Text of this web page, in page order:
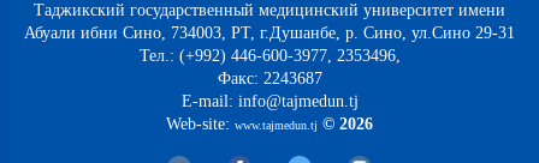
Таджикский государственный медицинский университет имени
Абуали ибни Сино, 734003, РТ, г.Душанбе, р. Сино, ул.Сино 29-31
Тел.: (+992) 446-600-3977, 2353496,
Факс: 2243687
E-mail: info@tajmedun.tj
Web-site: www.tajmedun.tj © 2026